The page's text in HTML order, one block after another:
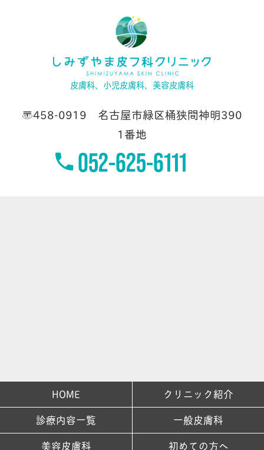
皮膚科、小児皮膚科、美容皮膚科
〒458-0919 名古屋市緑区桶狭間神明390
1番地
052-625-6111
HOME
クリニック紹介
診療内容一覧
一般皮膚科
美容皮膚科
初めての方へ